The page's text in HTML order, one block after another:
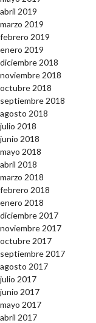
abril 2019
marzo 2019
febrero 2019
enero 2019
diciembre 2018
noviembre 2018
octubre 2018
septiembre 2018
agosto 2018
julio 2018
junio 2018
mayo 2018
abril 2018
marzo 2018
febrero 2018
enero 2018
diciembre 2017
noviembre 2017
octubre 2017
septiembre 2017
agosto 2017
julio 2017
junio 2017
mayo 2017
abril 2017